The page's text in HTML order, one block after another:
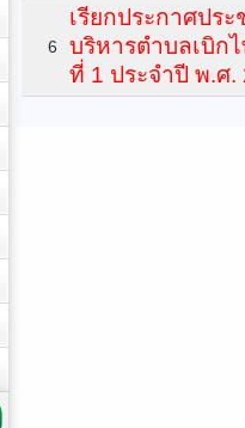
6
เรียกประกาศปร
บริหารตำบลเบิก
ที่ 1 ประจำปี พ.ศ.